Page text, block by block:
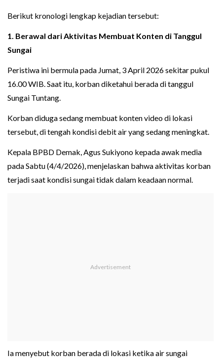
Berikut kronologi lengkap kejadian tersebut:
1. Berawal dari Aktivitas Membuat Konten di Tanggul
Sungai
Peristiwa ini bermula pada Jumat, 3 April 2026 sekitar pukul
16.00 WIB. Saat itu, korban diketahui berada di tanggul
Sungai Tuntang.
Korban diduga sedang membuat konten video di lokasi
tersebut, di tengah kondisi debit air yang sedang meningkat.
Kepala BPBD Demak, Agus Sukiyono kepada awak media
pada Sabtu (4/4/2026), menjelaskan bahwa aktivitas korban
terjadi saat kondisi sungai tidak dalam keadaan normal.
Ia menyebut korban berada di lokasi ketika air sungai